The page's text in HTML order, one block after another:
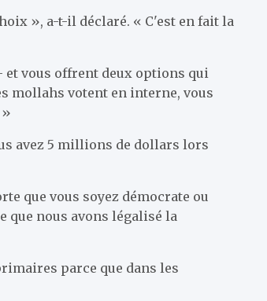
», a-t-il déclaré. « C'est en fait la
et vous offrent deux options qui
mollahs votent en interne, vous
avez 5 millions de dollars lors
que vous soyez démocrate ou
que nous avons légalisé la
parce que dans les